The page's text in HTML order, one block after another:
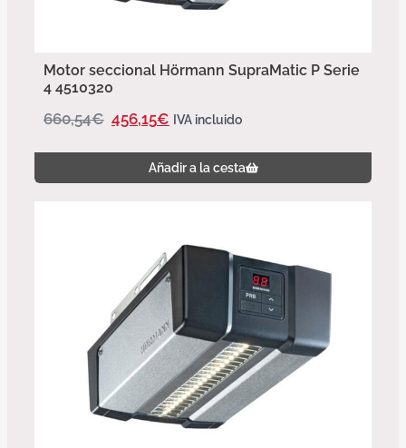
Motor seccional Hörmann SupraMatic P Serie
4 4510320
660,54€ 456,15€ IVA incluido
Añadir a la cesta